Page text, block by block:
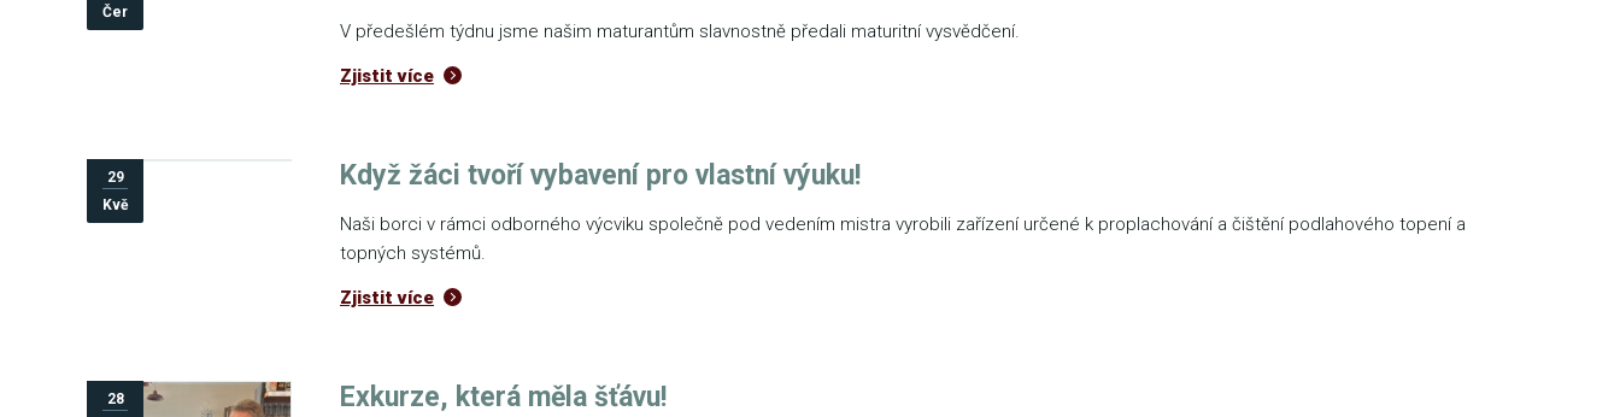
Čer
V předešlém týdnu jsme našim maturantům slavnostně předali maturitní vysvědčení.
Zjistit více
29
Kvě
Když žáci tvoří vybavení pro vlastní výuku!
Naši borci v rámci odborného výcviku společně pod vedením mistra vyrobili zařízení určené k proplachování a čištění podlahového topení a
topných systémů.
Zjistit více
28
Exkurze, která měla šťávu!